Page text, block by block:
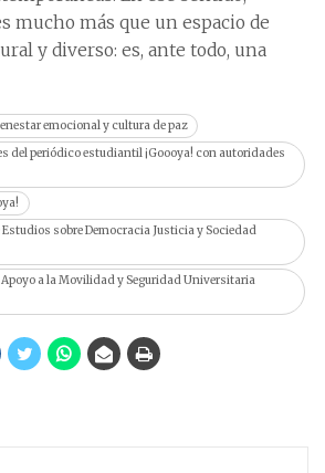
mucho más que un espacio de
y diverso: es, ante todo, una
emocional y cultura de paz
del periódico estudiantil ¡Goooya! con autoridades
sobre Democracia Justicia y Sociedad
Apoyo a la Movilidad y Seguridad Universitaria